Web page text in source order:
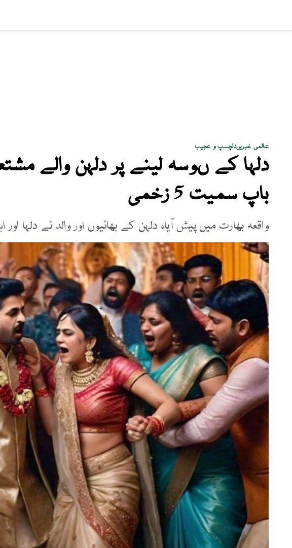
عالمی خبریںدلچسپ و عجیب
دلہا کے ںوسہ لینے پر دلہن والے
باپ سمیت 5 زخمی
واقعہ بھارت میں پیش آیا، دلہن کے بھائیوں اور والد نے دلہا